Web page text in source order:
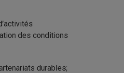
des conditions
durables;